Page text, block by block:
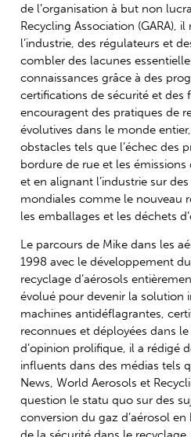
de l’organisation à but non
Recycling Association (GARA),
l’industrie, des régulateurs et
combler des lacunes
connaissances grâce à des
certifications de sécurité et des
encouragent des pratiques de
évolutives dans le monde
obstacles tels que l’échec des
bordure de rue et les
et en alignant l’industrie sur
mondiales comme le nouveau
les emballages et les déchets
Le parcours de Mike dans les
1998 avec le développement
recyclage d’aérosols
évolué pour devenir la solution
machines antidéflagrantes,
reconnues et déployées dans
d’opinion prolifique, il a rédigé
influents dans des médias tels
News, World Aerosols et
question le statu quo sur des
conversion du gaz d’aérosol